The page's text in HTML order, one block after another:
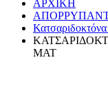
ΑΡΧΙΚΗ
MAT